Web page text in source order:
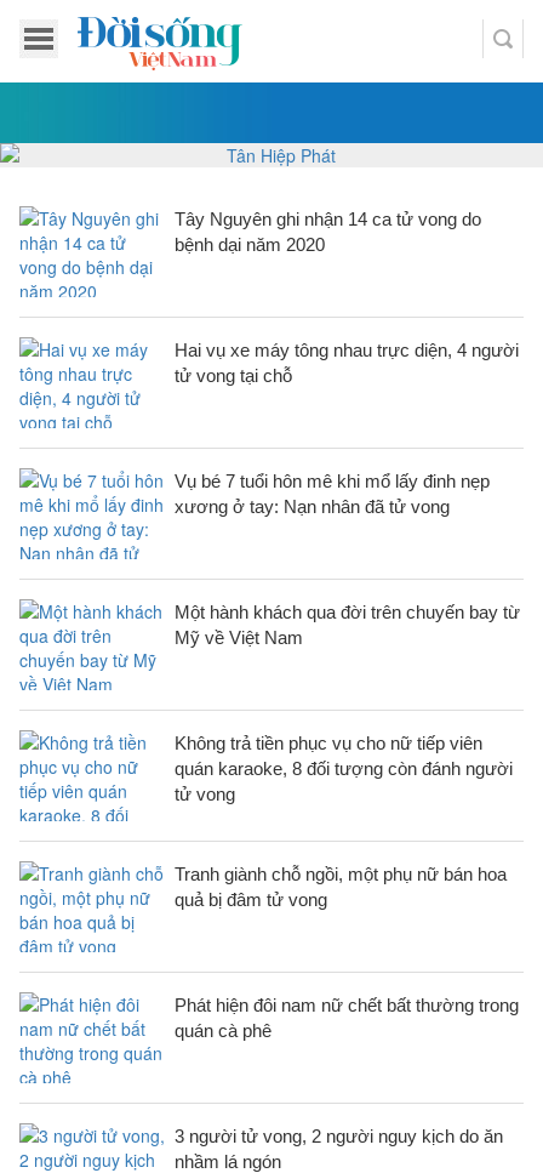
Tây Nguyên ghi nhận 14 ca tử vong do
bệnh dại năm 2020
Hai vụ xe máy tông nhau trực diện, 4 người
tử vong tại chỗ
Vụ bé 7 tuổi hôn mê khi mổ lấy đinh nẹp
xương ở tay: Nạn nhân đã tử vong
Một hành khách qua đời trên chuyến bay từ
Mỹ về Việt Nam
Không trả tiền phục vụ cho nữ tiếp viên
quán karaoke, 8 đối tượng còn đánh người
tử vong
Tranh giành chỗ ngồi, một phụ nữ bán hoa
quả bị đâm tử vong
Phát hiện đôi nam nữ chết bất thường trong
quán cà phê
3 người tử vong, 2 người nguy kịch do ăn
nhầm lá ngón